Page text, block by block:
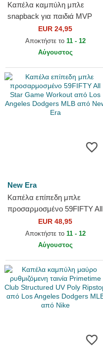
Καπέλα καμπύλη μπλε
snapback για παιδιά MVP
Branson από Los Angeles
Dodgers MLB από 47 Brand
EUR 24,95
Αποκτήστε το 11 - 12
Αύγουστος
New Era
Καπέλα επίπεδη μπλε
προσαρμοσμένο 59FIFTY All
Star Game Workout από Los
Angeles Dodgers MLB από...
EUR 48,95
Αποκτήστε το 11 - 12
Αύγουστος